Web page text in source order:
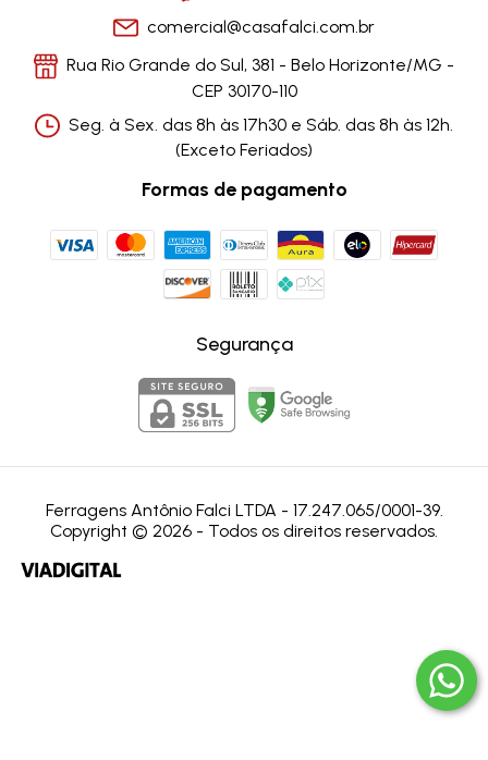
comercial@casafalci.com.br
Rua Rio Grande do Sul, 381 - Belo Horizonte/MG -
CEP 30170-110
Seg. à Sex. das 8h às 17h30 e Sáb. das 8h às 12h.
(Exceto Feriados)
Formas de pagamento
Segurança
Ferragens Antônio Falci LTDA - 17.247.065/0001-39.
Copyright © 2026 - Todos os direitos reservados.